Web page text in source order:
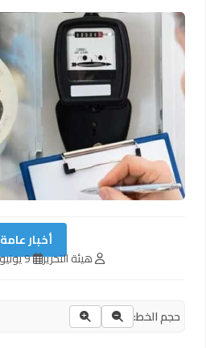
أخبار عامة
هيئة التحرير 9 يونيو 2026
حجم الخط: